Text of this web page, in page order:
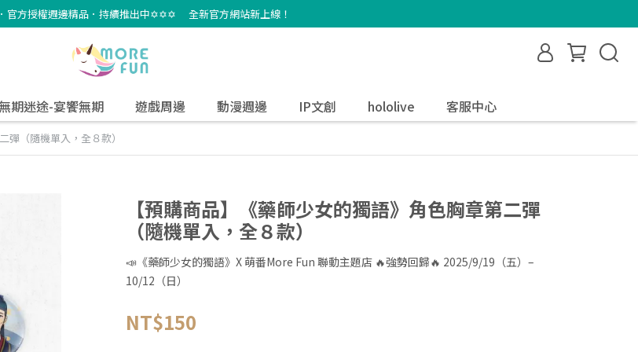
方授權週邊精品．持續推出中✡✡✡ 全新官方網站新上線！
期迷途-宴饗無期 遊戲周邊 動漫週邊 IP文創 hololive 客服中心
彈（隨機單入，全８款）
【預購商品】《藥師少女的獨語》角色胸章第二彈
（隨機單入，全８款）
📣《藥師少女的獨語》X 萌番More Fun 聯動主題店 🔥強勢回歸🔥 2025/9/19（五）–
10/12（日）
NT$150